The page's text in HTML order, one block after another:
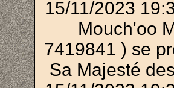
15/11/2023
Mouch'oo
7419841 ) se
Sa Majesté